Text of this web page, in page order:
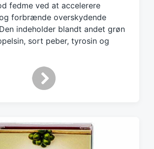
fedme ved at accelerere
forbrænde overskydende
indeholder blandt andet grøn
sort peber, tyrosin og